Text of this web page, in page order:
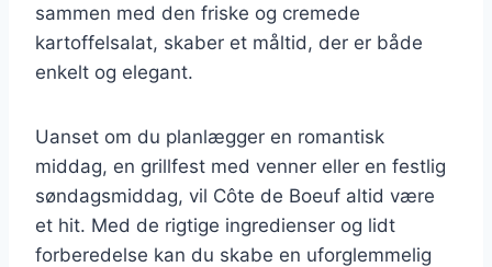
sammen med den friske og cremede
kartoffelsalat, skaber et måltid, der er både
enkelt og elegant.
Uanset om du planlægger en romantisk
middag, en grillfest med venner eller en festlig
søndagsmiddag, vil Côte de Boeuf altid være
et hit. Med de rigtige ingredienser og lidt
forberedelse kan du skabe en uforglemmelig